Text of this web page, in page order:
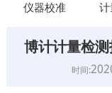
仪器校准 计
博计计量检
时间: